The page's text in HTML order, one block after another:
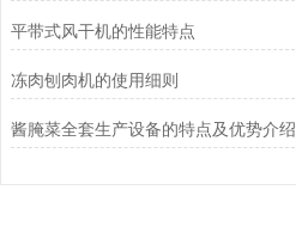
平带式风干机的性能特点
冻肉刨肉机的使用细则
酱腌菜全套生产设备的特点及优势介绍